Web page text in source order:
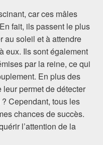
car ces mâles
fait, ils passent le plus
au soleil et à attendre
eux. Ils sont également
par la reine, ce qui
En plus des
permet de détecter
Cependant, tous les
chances de succès.
l’attention de la